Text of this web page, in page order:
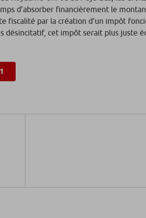
d’absorber financièrement le
fiscalité par la création d’un impôt
désincitatif, cet impôt serait plus juste